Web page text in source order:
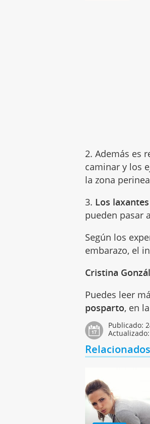
2. Además es
caminar y los
la zona
3. Los
pueden pasar
Según los
embarazo, el
Cristina
Puedes leer
posparto, en
Publicado:
Relacionados